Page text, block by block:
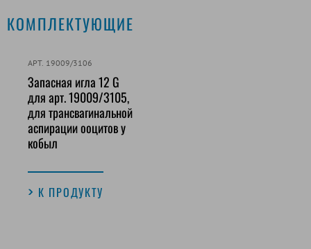
КОМПЛЕКТУЮЩИЕ
АРТ. 19009/3106
Запасная игла 12 G
для арт. 19009/3105,
для трансвагинальной
аспирации ооцитов у
кобыл
К ПРОДУКТУ